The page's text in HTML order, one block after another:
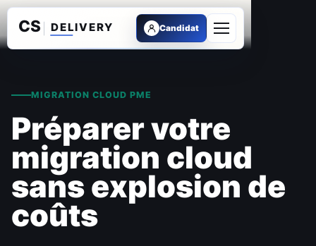
Candidat
Ouvrir le menu
MIGRATION CLOUD PME
Préparer votre
migration cloud
sans explosion de
coûts